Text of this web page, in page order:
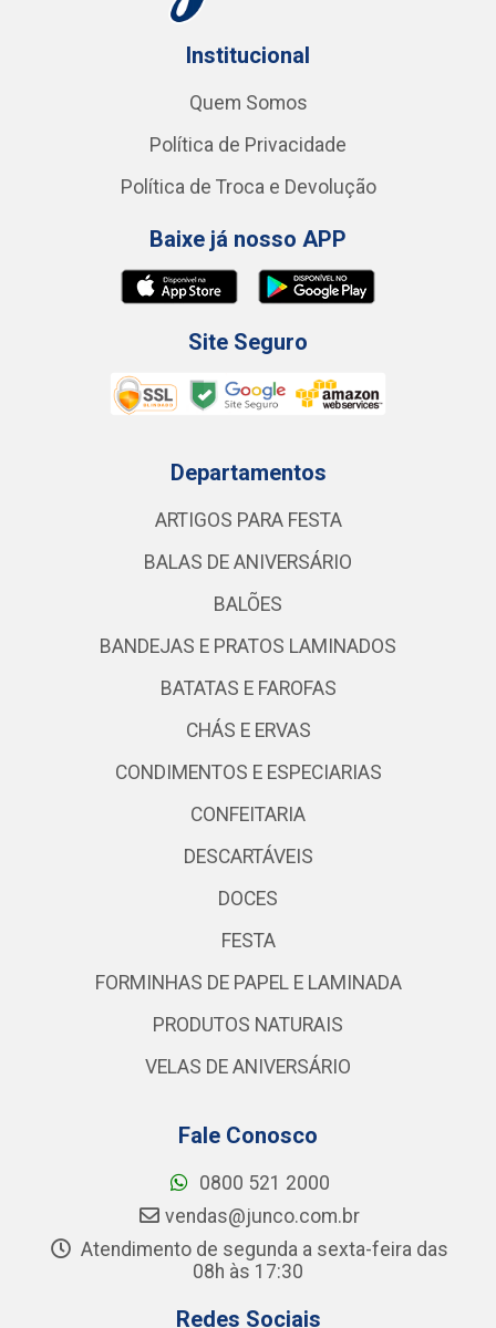
Institucional
Quem Somos
Política de Privacidade
Política de Troca e Devolução
Baixe já nosso APP
Site Seguro
Departamentos
ARTIGOS PARA FESTA
BALAS DE ANIVERSÁRIO
BALÕES
BANDEJAS E PRATOS LAMINADOS
BATATAS E FAROFAS
CHÁS E ERVAS
CONDIMENTOS E ESPECIARIAS
CONFEITARIA
DESCARTÁVEIS
DOCES
FESTA
FORMINHAS DE PAPEL E LAMINADA
PRODUTOS NATURAIS
VELAS DE ANIVERSÁRIO
Fale Conosco
0800 521 2000
vendas@junco.com.br
Atendimento de segunda a sexta-feira das
08h às 17:30
Redes Sociais